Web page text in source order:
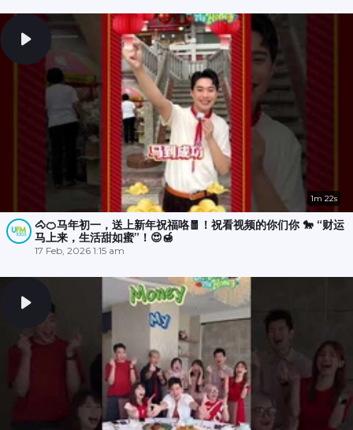
1m 22s
🐴🍊马年初一，送上新年祝福咯🧧！祝看视频的你们你 🐎 “财运
马上来，生活甜如蜜”！😍🍯
17 Feb, 2026 1:15 am